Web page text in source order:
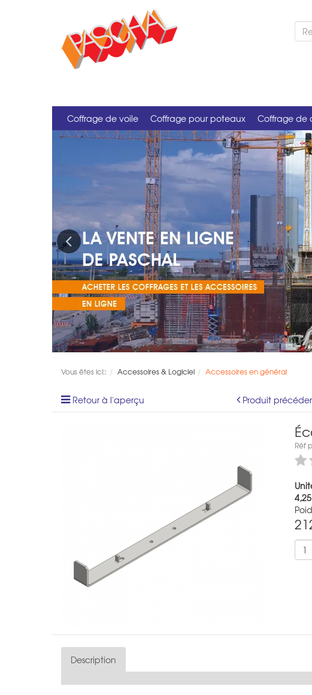
Coffrage de voile Coffrage pour poteaux Coffrage de
Previous
Vous êtes ici:: Accessoires & Logiciel Accessoires en général
Retour à l'aperçu Produit
Réf
Description